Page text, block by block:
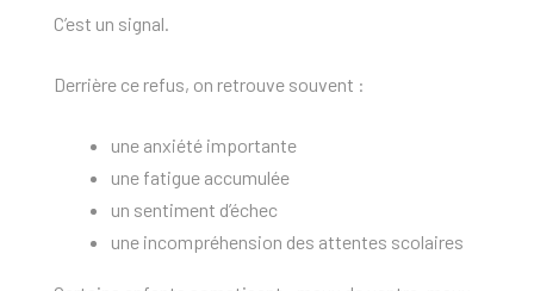
C’est un signal.
Derrière ce refus, on retrouve souvent :
une anxiété importante
une fatigue accumulée
un sentiment d’échec
une incompréhension des attentes scolaires